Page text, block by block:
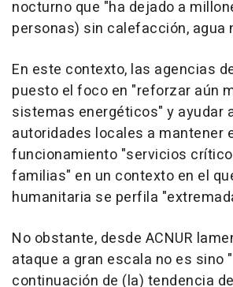
nocturno que "ha dejado a
personas) sin calefacción, agua
En este contexto, las agencias
puesto el foco en "reforzar aún
sistemas energéticos" y ayudar
autoridades locales a mantener
funcionamiento "servicios
familias" en un contexto en el
humanitaria se perfila
No obstante, desde ACNUR
ataque a gran escala no es sino
continuación de (la) tendencia